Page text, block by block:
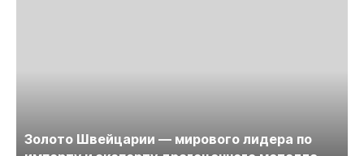
Золото Швейцарии — мирового лидера по